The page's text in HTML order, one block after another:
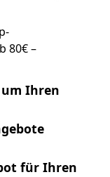
80€ –
Ihren
für Ihren